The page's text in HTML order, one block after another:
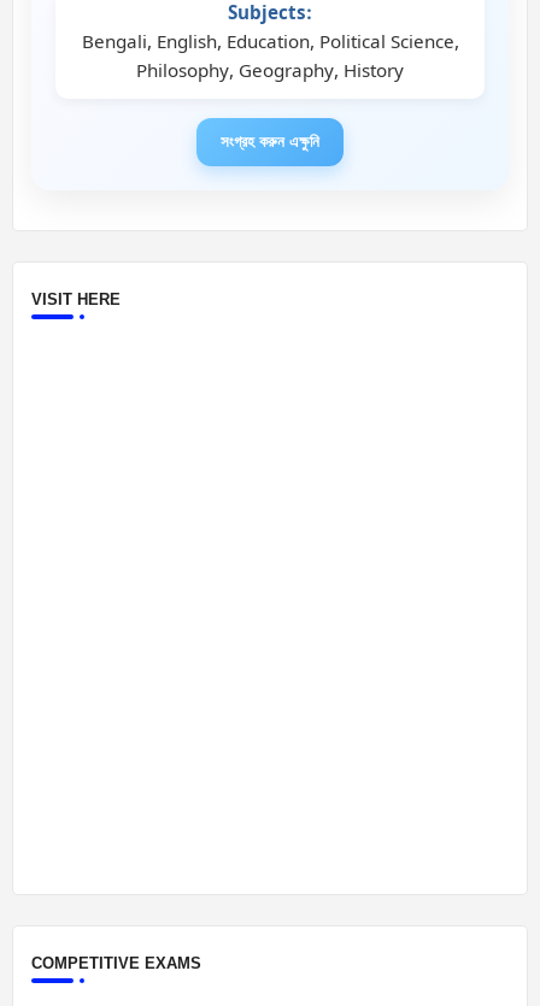
Subjects:
Bengali, English, Education, Political Science,
Philosophy, Geography, History
সংগ্রহ করুন এক্ষুনি
VISIT HERE
COMPETITIVE EXAMS